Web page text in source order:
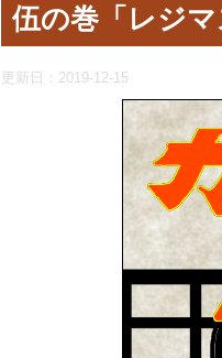
伍の巻「レジマ
更新日： 2019-12-15